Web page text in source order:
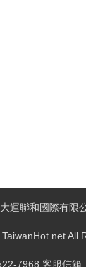
運聯和國際有限
All
7968 客服信箱